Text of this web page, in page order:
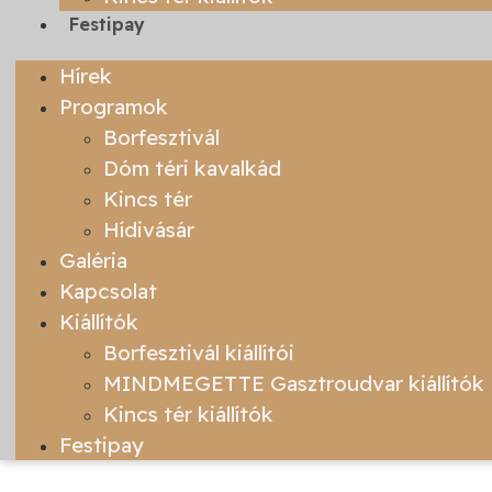
Festipay
Hírek
Programok
Borfesztivál
Dóm téri kavalkád
Kincs tér
Hídivásár
Galéria
Kapcsolat
Kiállítók
Borfesztivál kiállítói
MINDMEGETTE Gasztroudvar kiállítók
Kincs tér kiállítók
Festipay